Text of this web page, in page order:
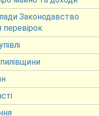
Законодавство